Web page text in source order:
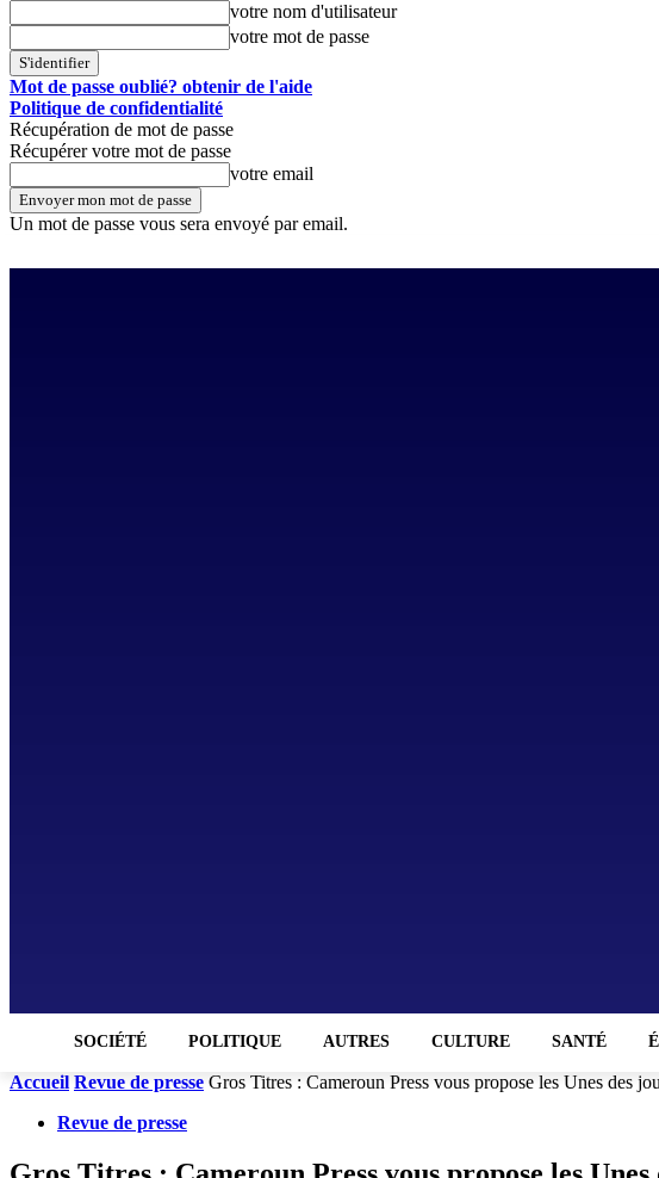
votre nom d'utilisateur
votre mot de passe
Mot de passe oublié? obtenir de l'aide
Politique de confidentialité
Récupération de mot de passe
Récupérer votre mot de passe
votre email
Un mot de passe vous sera envoyé par email.
SOCIÉTÉ POLITIQUE AUTRES CULTURE SANTÉ
Accueil Revue de presse Gros Titres : Cameroun Press vous propose les Unes des
Revue de presse